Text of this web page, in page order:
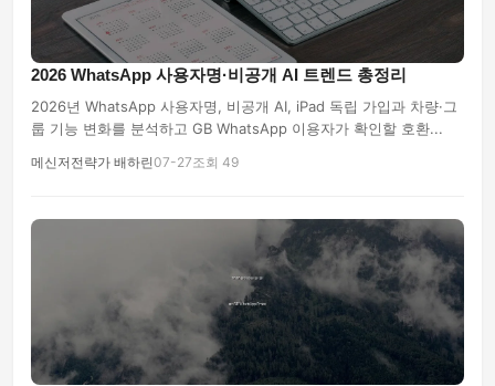
2026 WhatsApp 사용자명·비공개 AI 트렌드 총정리
2026년 WhatsApp 사용자명, 비공개 AI, iPad 독립 가입과 차량·그
룹 기능 변화를 분석하고 GB WhatsApp 이용자가 확인할 호환...
메신저전략가 배하린07-27조회 49